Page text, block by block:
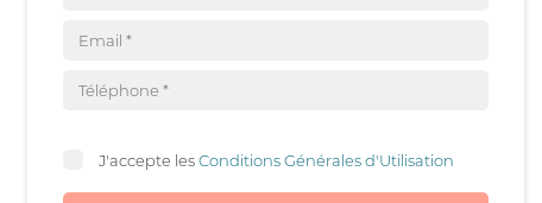
J'accepte lesConditions Générales d'Utilisation